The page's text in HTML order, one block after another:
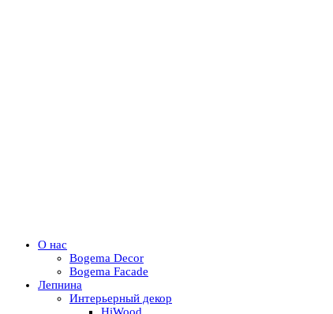
О нас
Bogema Decor
Bogema Facade
Лепнина
Интерьерный декор